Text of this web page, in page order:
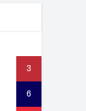
3
6